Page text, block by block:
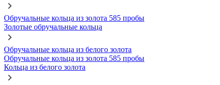
Обручальные кольца из золота 585 пробы
Золотые обручальные кольца
Обручальные кольца из белого золота
Обручальные кольца из золота 585 пробы
Кольца из белого золота